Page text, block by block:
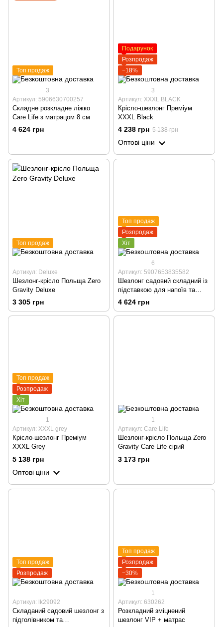
Топ продаж
3
Артикул: 5906630700257
Складне розкладне ліжко
Care Life з матрацом 8 см
4 624 грн
Подарунок
Розпродаж
−18%
3
Артикул: XXXL BLACK
Крісло-шезлонг Преміум
XXXL Black
4 238 грн 5 138 грн
Оптові ціни
Топ продаж
Артикул: Deluxe
Шезлонг-крісло Польща Zero
Gravity Deluxe
3 305 грн
Топ продаж
Розпродаж
Хіт
6
Артикул: 5907653835582
Шезлонг садовий складний із
підставкою для напоїв та
підголівником
4 624 грн
Топ продаж
Розпродаж
Хіт
1
Артикул: XXXL grey
Крісло-шезлонг Преміум
XXXL Grey
5 138 грн
Оптові ціни
1
Артикул: Care Life
Шезлонг-крісло Польща Zero
Gravity Care Life сірий
3 173 грн
Топ продаж
Розпродаж
Артикул: lk29092
Складаний садовий шезлонг з
підголівником та
Топ продаж
Розпродаж
−30%
1
Артикул: 630262
Розкладний зміцнений
шезлонг VIP + матрас